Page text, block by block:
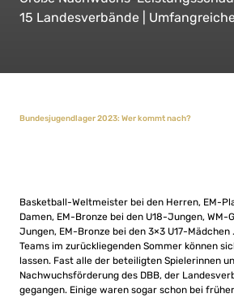
15 Landesverbände |
Bundesjugendlager 2023: Wer kommt nach?
Basketball-Weltmeister bei den Herren, EM-
Damen, EM-Bronze bei den U18-Jungen, WM-
Jungen, EM-Bronze bei den 3×3 U17-Mädchen
Teams im zurückliegenden Sommer können
lassen. Fast alle der beteiligten Spielerinnen
Nachwuchsförderung des DBB, der
gegangen. Einige waren sogar schon bei